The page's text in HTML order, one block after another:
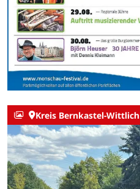
Kreis Bernkastel-Wittlich